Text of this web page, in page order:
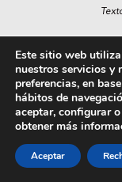
Si te gusta esto te
Este sitio web
nuestros servicios y
preferencias, en
hábitos de
aceptar, configurar
obtener más
Aceptar